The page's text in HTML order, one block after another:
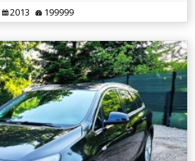
2013 199999